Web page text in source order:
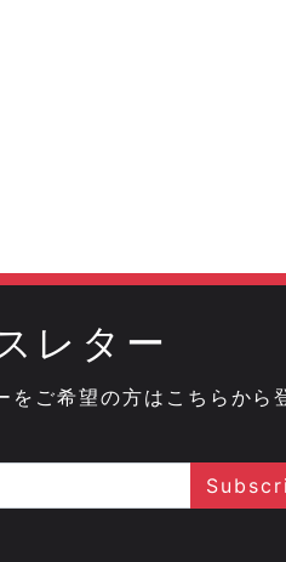
レター
ご希望の方はこちらから